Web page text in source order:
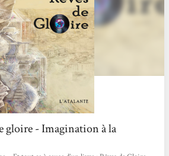
gloire - Imagination à la